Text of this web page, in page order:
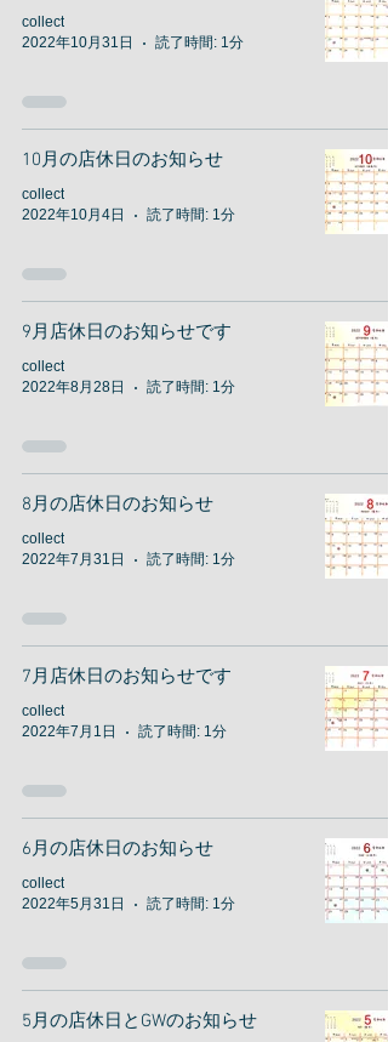
collect
2022年10月31日
読了時間: 1分
10月の店休日のお知らせ
collect
2022年10月4日
読了時間: 1分
9月店休日のお知らせです
collect
2022年8月28日
読了時間: 1分
8月の店休日のお知らせ
collect
2022年7月31日
読了時間: 1分
7月店休日のお知らせです
collect
2022年7月1日
読了時間: 1分
6月の店休日のお知らせ
collect
2022年5月31日
読了時間: 1分
5月の店休日とGWのお知らせ